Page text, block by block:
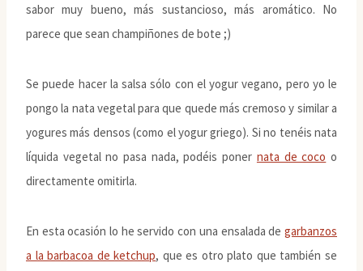
sabor muy bueno, más sustancioso, más aromático. No
parece que sean champiñones de bote ;)
Se puede hacer la salsa sólo con el yogur vegano, pero yo le
pongo la nata vegetal para que quede más cremoso y similar a
yogures más densos (como el yogur griego). Si no tenéis nata
líquida vegetal no pasa nada, podéis poner nata de coco o
directamente omitirla.
En esta ocasión lo he servido con una ensalada de garbanzos
a la barbacoa de ketchup, que es otro plato que también se